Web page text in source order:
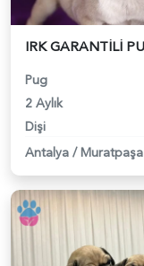
Pug
2 Aylık
Dişi
Antalya /Muratpaşa